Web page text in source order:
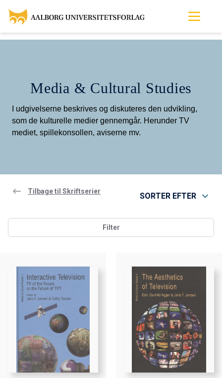
Media & Cultural Studies
I udgivelserne beskrives og diskuteres den udvikling,
som de kulturelle medier gennemgår. Herunder TV
mediet, spillekonsollen, aviserne mv.
Tilbage til Skriftserier SORTER EFTER
Filter